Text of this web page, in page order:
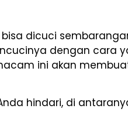
dicuci
dengan cara
ini akan
hindari, di